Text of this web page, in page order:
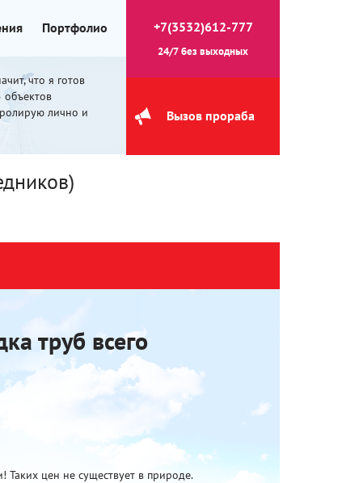
Портфолио
что я готов
объектов
лично и
+7(3532)612-777
24/7 без выходных
Вызов прораба
труб всего
Таких цен не существует в природе.